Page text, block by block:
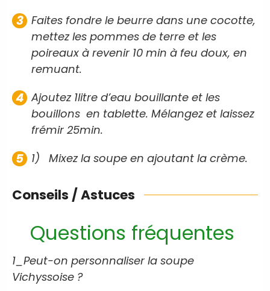
Faites fondre le beurre dans une cocotte,
mettez les pommes de terre et les
poireaux à revenir 10 min à feu doux, en
remuant.
Ajoutez 1litre d’eau bouillante et les
bouillons en tablette. Mélangez et laissez
frémir 25min.
1) Mixez la soupe en ajoutant la crème.
Conseils / Astuces
Questions fréquentes
1_Peut-on personnaliser la soupe
Vichyssoise ?